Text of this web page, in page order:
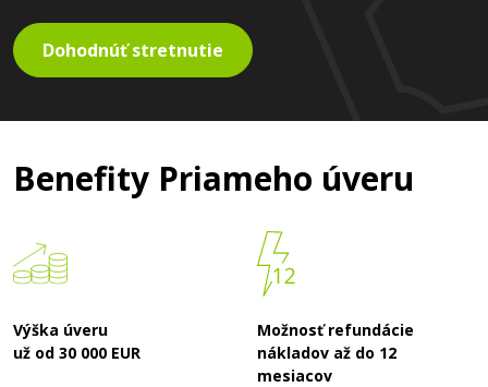
Dohodnúť stretnutie
Benefity Priameho úveru
Výška úveru
už od 30 000 EUR
Možnosť refundácie
nákladov až do 12
mesiacov